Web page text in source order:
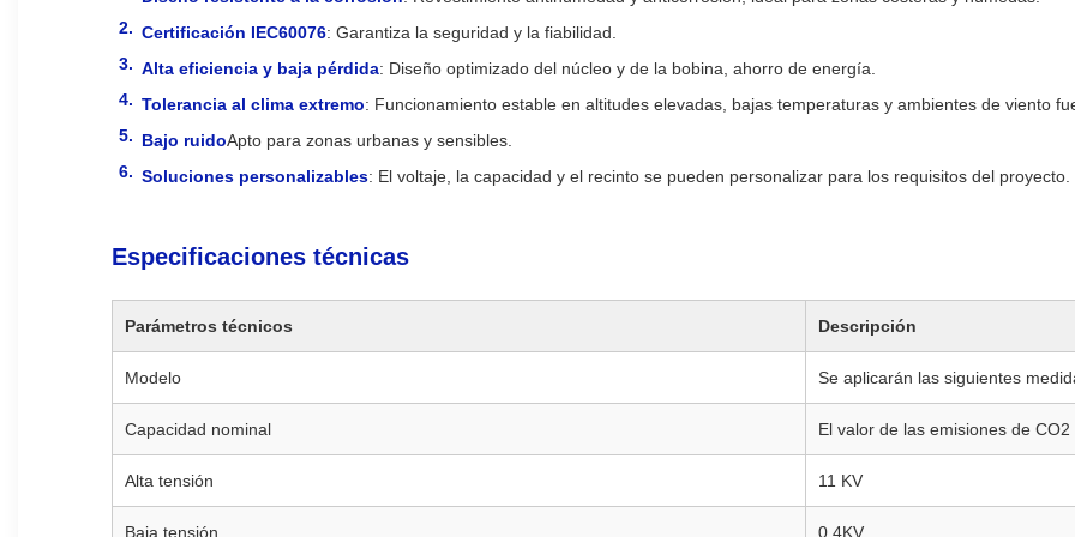
Certificación IEC60076: Garantiza la seguridad y la fiabilidad.
Alta eficiencia y baja pérdida: Diseño optimizado del núcleo y de la bobina, ahorro de energía.
Tolerancia al clima extremo: Funcionamiento estable en altitudes elevadas, bajas temperaturas y ambientes de viento
Bajo ruidoApto para zonas urbanas y sensibles.
Soluciones personalizables: El voltaje, la capacidad y el recinto se pueden personalizar para los requisitos del proyecto.
Especificaciones técnicas
Parámetros técnicos Descripción
Modelo Se aplicarán las siguientes
Capacidad nominal El valor de las emisiones de CO2
Alta tensión 11 KV
Baja tensión 0.4KV